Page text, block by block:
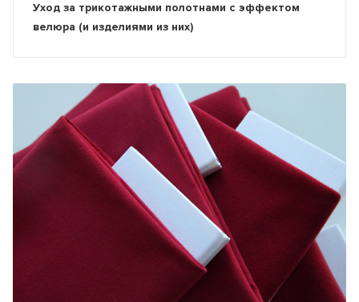
Уход за трикотажными полотнами с эффектом
велюра (и изделиями из них)